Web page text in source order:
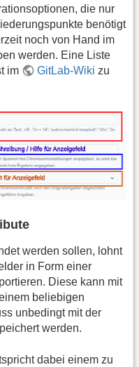
die nur
benötigt
noch von Hand im
werden. Eine Liste
im
GitLab-Wiki zu
werden sollen, lohnt
in Form einer
Diese kann mit
beliebigen
unbedingt mit der
werden.
dabei einem zu